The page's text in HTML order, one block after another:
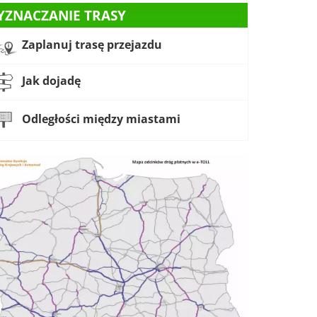
TRASY
Zaplanuj trasę przejazdu
Jak dojadę
Odległości między miastami